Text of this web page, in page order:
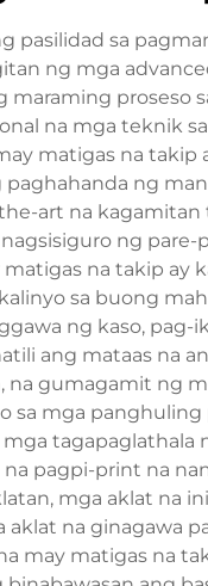
pasilidad sa
ng mga
proseso
na mga teknik
matigas na takip
ng
art na
ng pare-
na takip ay
sa buong
ng kaso, pag-
ang mataas na
gumagamit ng
mga
pagpi-print na
mga aklat na
na ginagawa
may matigas na